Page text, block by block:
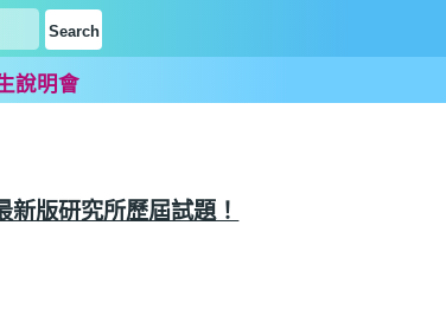
說明會
新版研究所歷屆試題！